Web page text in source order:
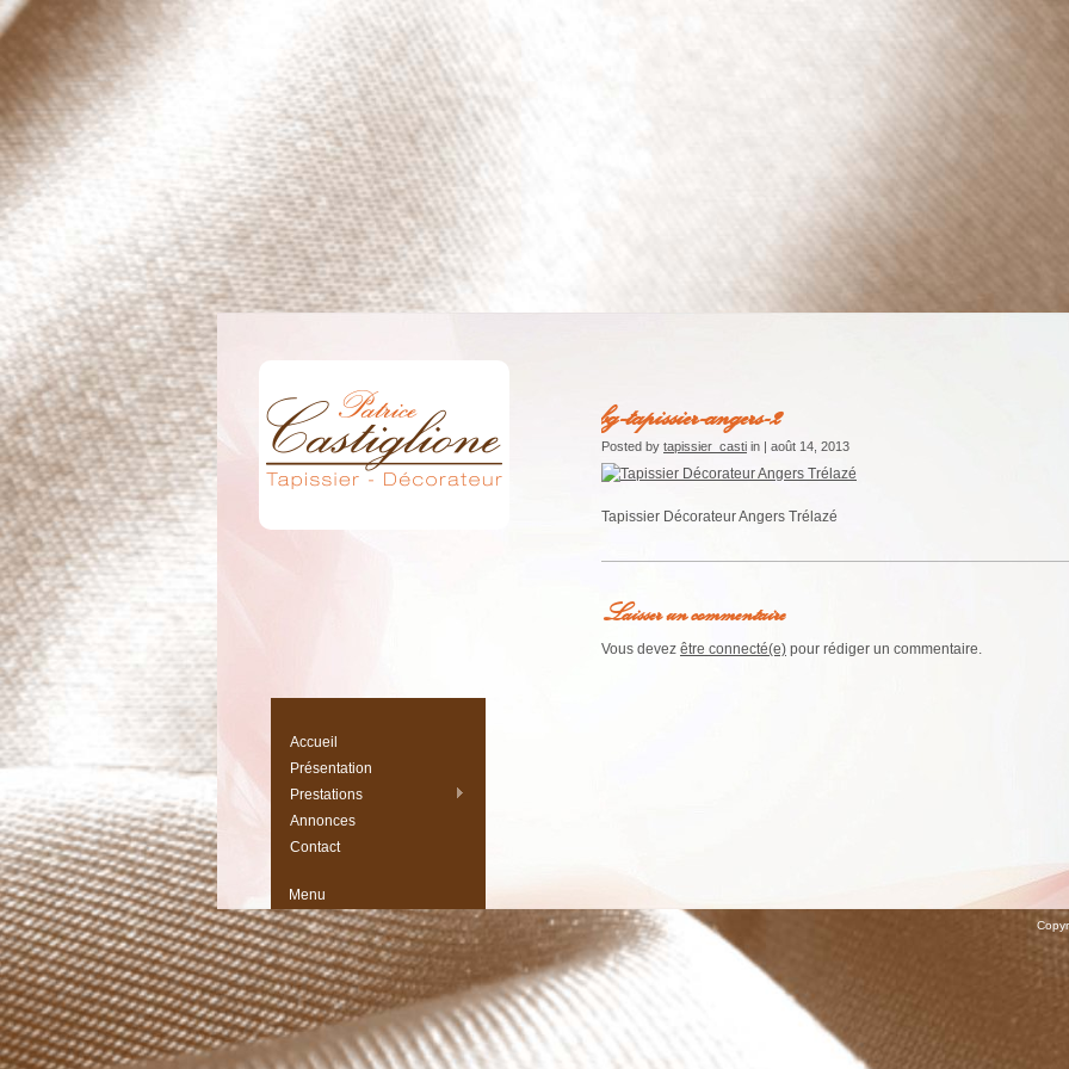
Accueil
Présentation
Prestations
Annonces
Contact
Menu
bg-tapissier-angers-2
Posted by tapissier_casti in | août 14, 2013
Tapissier Décorateur Angers Trélazé
Laisser un commentaire
Vous devez être connecté(e) pour rédiger un commentaire.